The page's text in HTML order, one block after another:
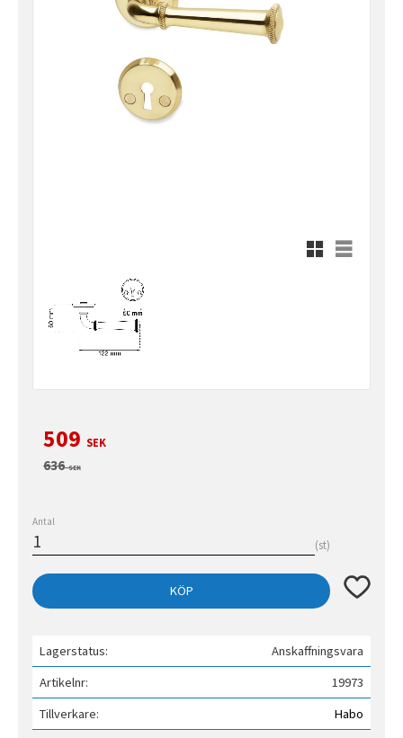
Rutnätsvy
Listvy
Nedsatt pris:
509 SEK
Ordinarie pris:
636SEK
Antal
st
KÖP Lägg till
Lagerstatus
Anskaffningsvara
Artikelnr
19973
Tillverkare
Habo